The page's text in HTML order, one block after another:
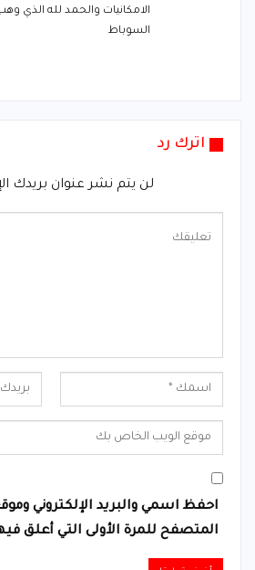
الامكانيات والحمد لله الذي
السوباط
اترك رد
لن يتم نشر عنوان بريدك
احفظ اسمي والبريد الإلكتروني
المتصفح للمرة الأولى التي أعلق